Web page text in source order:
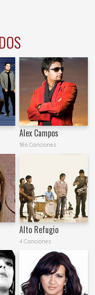
Alex Campos
186 Canciones
Alto Refugio
4 Canciones